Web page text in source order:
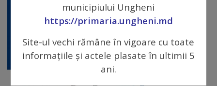
Sculpturi
sculpturilor)
municipiului Ungheni
https://primaria.ungheni.md
Site-ul vechi rămâne în vigoare cu toate
informațiile și actele plasate în ultimii 5
ani.